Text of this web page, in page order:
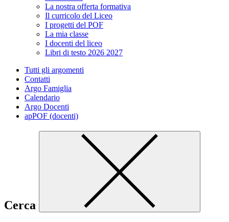
La nostra offerta formativa
Il curricolo del Liceo
I progetti del POF
La mia classe
I docenti del liceo
Libri di testo 2026 2027
Tutti gli argomenti
Contatti
Argo Famiglia
Calendario
Argo Docenti
apPOF (docenti)
Cerca